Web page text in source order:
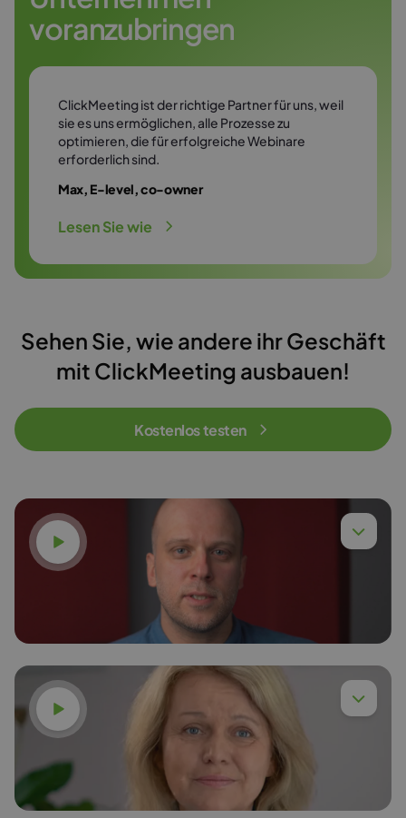
Kostenlos testen
voranzubringen
ClickMeeting ist der richtige Partner für uns, weil
sie es uns ermöglichen, alle Prozesse zu
optimieren, die für erfolgreiche Webinare
erforderlich sind.
Max, E-level, co-owner
Lesen Sie wie
Sehen Sie, wie andere ihr Geschäft
mit ClickMeeting ausbauen!
Kostenlos testen
Video ansehen
Dr.-Ing. Piotr Chyła
Mehr lesen
Video ansehen